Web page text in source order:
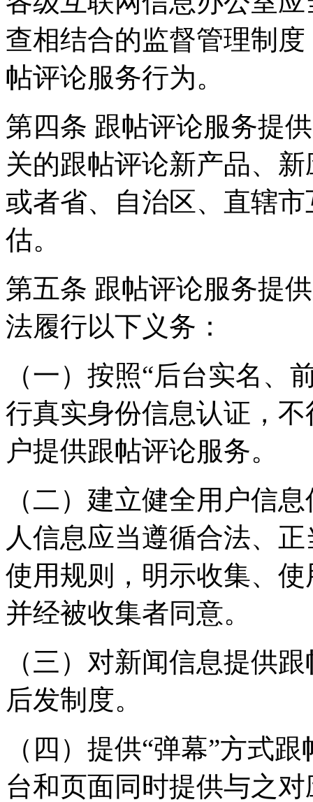
查相结合的监督管理制
帖评论服务行为。
第四条 跟帖评论服务提
关的跟帖评论新产品、
或者省、自治区、直辖
估。
第五条 跟帖评论服务提
法履行以下义务：
（一）按照“后台实名、
行真实身份信息认证，
户提供跟帖评论服务。
（二）建立健全用户信
人信息应当遵循合法、
使用规则，明示收集、
并经被收集者同意。
（三）对新闻信息提供
后发制度。
（四）提供“弹幕”方式
台和页面同时提供与之